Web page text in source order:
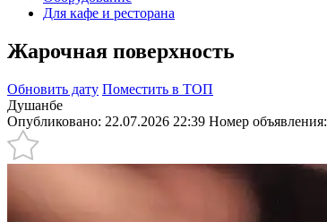
Для кафе и ресторана
Жарочная поверхность
Обновить дату Поместить в ТОП
Душанбе
Опубликовано: 22.07.2026 22:39 Номер объявления: